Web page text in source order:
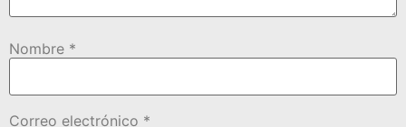
Nombre *
Correo electrónico *